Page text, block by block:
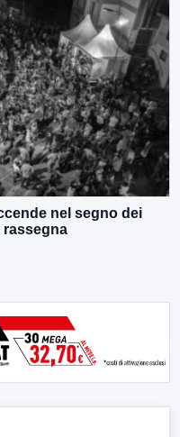
nel segno dei
rassegna